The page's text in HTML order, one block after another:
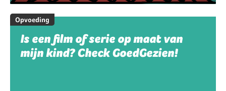
Opvoeding
Is een film of serie op maat van
mijn kind? Check GoedGezien!